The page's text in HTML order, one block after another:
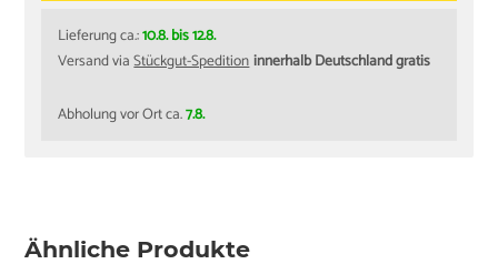
Lieferung ca.:10.8. bis 12.8.
Versand viaStückgut-Speditioninnerhalb Deutschland gratis
Abholung vor Ort ca.7.8.
Ähnliche Produkte